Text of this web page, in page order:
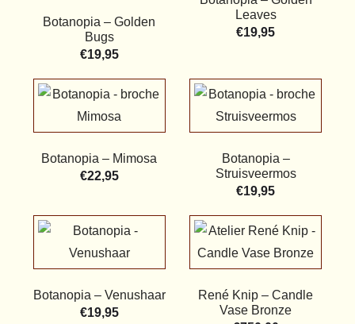
Botanopia – Golden
Bugs
€19,95
Leaves
€19,95
Botanopia – Mimosa
€22,95
Botanopia –
Struisveermos
€19,95
Botanopia – Venushaar
€19,95
René Knip – Candle
Vase Bronze